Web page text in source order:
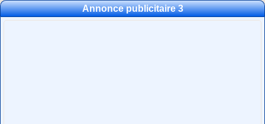
Annonce publicitaire 3